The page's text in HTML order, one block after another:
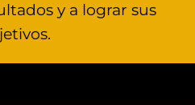
y a lograr sus